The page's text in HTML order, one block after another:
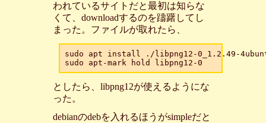
われているサイトだと最初は知らな
くて、downloadするのを躊躇してし
まった。ファイルが取れたら、
sudo apt install ./libpng12-0_1.2.49-
としたら、libpng12が使えるようにな
った。
debianのdebを入れるほうがsimpleだと